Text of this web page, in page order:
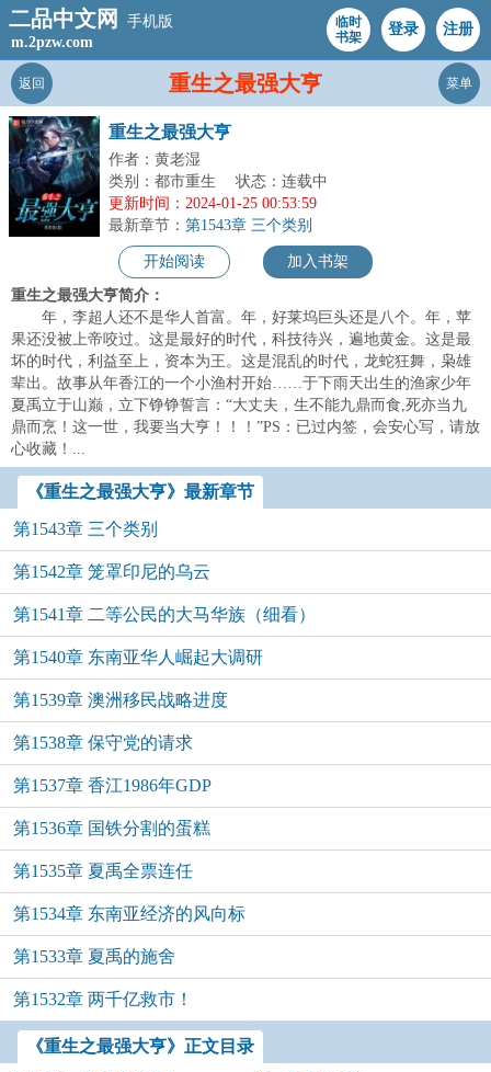
二品中文网
手机版
m.2pzw.com
临时
书架
登录 注册
重生之最强大亨
返回 菜单
重生之最强大亨
作者：黄老湿
类别：都市重生
状态：连载中
更新时间：2024-01-25 00:53:59
最新章节： 第1543章 三个类别
开始阅读 加入书架
重生之最强大亨简介：
年，李超人还不是华人首富。年，好莱坞巨头还是八个。年，苹
果还没被上帝咬过。这是最好的时代，科技待兴，遍地黄金。这是最
坏的时代，利益至上，资本为王。这是混乱的时代，龙蛇狂舞，枭雄
辈出。故事从年香江的一个小渔村开始……于下雨天出生的渔家少年
夏禹立于山巅，立下铮铮誓言：“大丈夫，生不能九鼎而食,死亦当九
鼎而烹！这一世，我要当大亨！！！”PS：已过内签，会安心写，请放
心收藏！...
《重生之最强大亨》最新章节
第1543章 三个类别
第1542章 笼罩印尼的乌云
第1541章 二等公民的大马华族（细看）
第1540章 东南亚华人崛起大调研
第1539章 澳洲移民战略进度
第1538章 保守党的请求
第1537章 香江1986年GDP
第1536章 国铁分割的蛋糕
第1535章 夏禹全票连任
第1534章 东南亚经济的风向标
第1533章 夏禹的施舍
第1532章 两千亿救市！
《重生之最强大亨》正文目录